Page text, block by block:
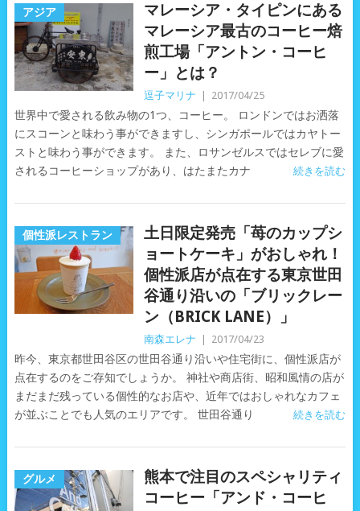
アジア
マレーシア・タイピンにある
マレーシア最古のコーヒー焙
煎工場「アントン・コーヒ
ー」とは？
逗子マリナ 2017/04/25
世界中で愛される飲み物の1つ、コーヒー。 ロンドンではお洒落
にスコーンと味わう事ができますし、シンガポールではカヤトー
ストと味わう事ができます。 また、ロサンゼルスではセレブに愛
されるコーヒーショップがあり、はたまたカナ
続きを読む
個性派レストラン
土日限定発売「苺のカップシ
ョートケーキ」がおしゃれ！
個性派店が点在する東京世田
谷通り沿いの「ブリックレー
ン（BRICK LANE）」
南森エレナ 2017/04/23
昨今、東京都世田谷区の世田谷通り沿いや住宅街に、個性派店が
点在するのをご存知でしょうか。 神社や商店街、昭和風情の店が
まだまだ残っている個性的なお店や、近年ではおしゃれなカフェ
が並ぶことでも人気のエリアです。 世田谷通り
続きを読む
グルメ
熊本で注目のスペシャリティ
コーヒー「アンド・コーヒ